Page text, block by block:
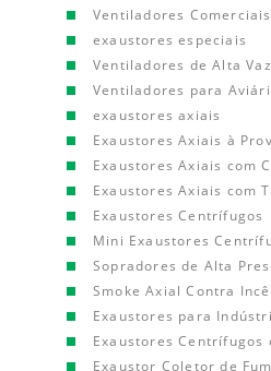
Ventiladores Comerciais
exaustores especiais
Ventiladores de Alta
Ventiladores para
exaustores axiais
Exaustores Axiais à
Exaustores Axiais com
Exaustores Axiais com
Exaustores Centrífugos
Mini Exaustores
Sopradores de Alta
Smoke Axial Contra
Exaustores para
Exaustores Centrífugos
Exaustor Coletor de